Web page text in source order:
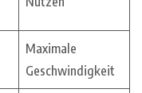
Maximale
Geschwindigkeit